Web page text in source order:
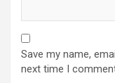
Save my name,
next time I